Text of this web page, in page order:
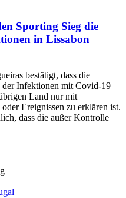
Sporting Sieg die
in Lissabon
bestätigt, dass die
Infektionen mit Covid-19
Land nur mit
Ereignissen zu erklären ist.
dass die außer Kontrolle